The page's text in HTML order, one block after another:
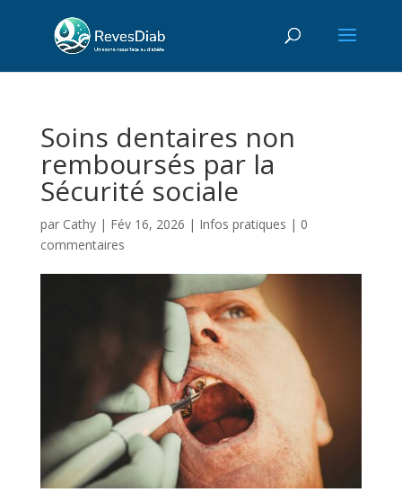
Soins dentaires non
remboursés par la
Sécurité sociale
par Cathy| Fév 16, 2026 | Infos pratiques | 0
commentaires